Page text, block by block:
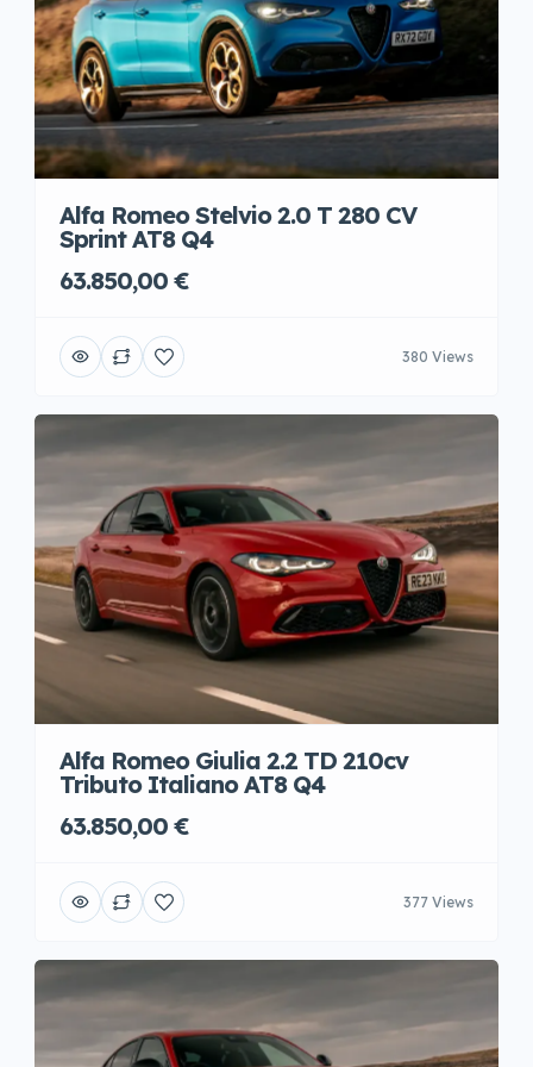
Alfa Romeo Stelvio 2.0 T 280 CV
Sprint AT8 Q4
63.850,00 €
380 Views
Alfa Romeo Giulia 2.2 TD 210cv
Tributo Italiano AT8 Q4
63.850,00 €
377 Views